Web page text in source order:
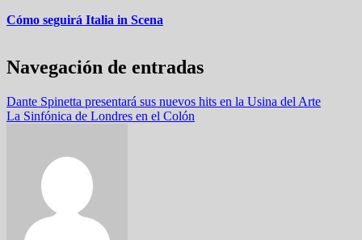
Cómo seguirá Italia in Scena
Navegación de entradas
Dante Spinetta presentará sus nuevos hits en la Usina del Arte
La Sinfónica de Londres en el Colón